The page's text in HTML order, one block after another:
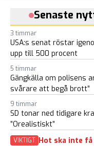
Senaste
3 timmar
USA:s senat röstar
upp till 500 procent
5 timmar
Gängkälla om polisens
svårare att begå brott”
9 timmar
SD tonar ned tidigare
”Orealistiskt”
VIKTIGT Hot ska inte